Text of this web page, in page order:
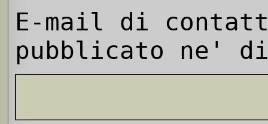
E-mail di
pubblicato ne'